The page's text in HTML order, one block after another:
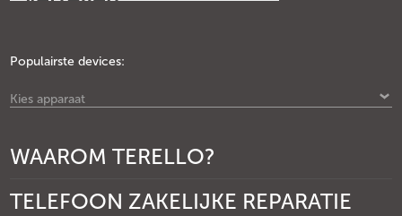
Populairste devices:
Kies apparaat
WAAROM TERELLO?
TELEFOON ZAKELIJKE REPARATIE